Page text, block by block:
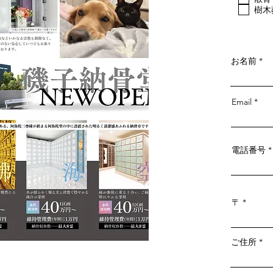
樹
お名前
Email
電話番号
〒
ご住所